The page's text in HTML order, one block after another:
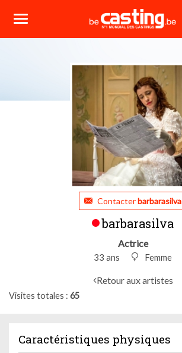
Contacterbarbarasilva
barbarasilva
Actrice
33 ans Femme
Retour aux artistes
Visites totales 65
Caractéristiques physiques